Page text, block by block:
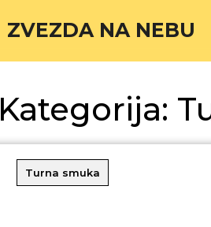
ZVEZDA NA NEBU
Kategorija:
Turna smuka